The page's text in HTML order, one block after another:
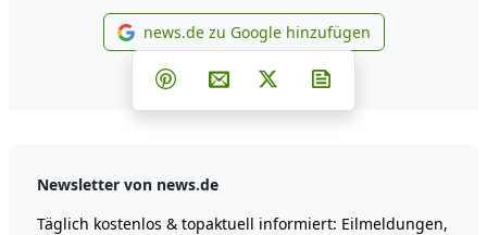
news.de zu Google
news.de zu Google hinzufügen
Teilen auf Facebook
Teilen auf Whatsapp
Teilen auf Telegram
Teilen auf Pinterest
Per E-Mail teilen
Post auf X
Newsletter von news.de
Täglich kostenlos & topaktuell informiert: Eilmeldungen,